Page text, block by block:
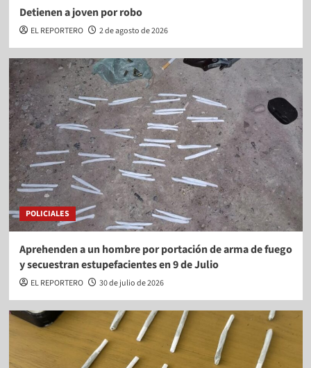
Detienen a joven por robo
EL REPORTERO 2 de agosto de 2026
POLICIALES
Aprehenden a un hombre por portación de arma de fuego
y secuestran estupefacientes en 9 de Julio
EL REPORTERO 30 de julio de 2026